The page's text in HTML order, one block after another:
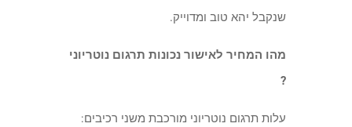
שנקבל יהא טוב ומדוייק.
מהו המחיר לאישור נכונות תרגום נוטריוני
?
עלות תרגום נוטריוני מורכבת משני רכיבים: